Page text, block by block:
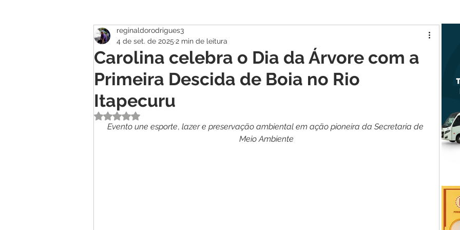
Atualidade Geral
Carolina celebra o Dia da Árvore com a
Primeira Descida de Boia no Rio
Itapecuru
reginaldorodrigues3
4 de set. de 2025 2 min de leitura
Avaliado com NaN de 5 estrelas.
Evento une esporte, lazer e preservação ambiental em ação pioneira da Secretaria de
Meio Ambiente